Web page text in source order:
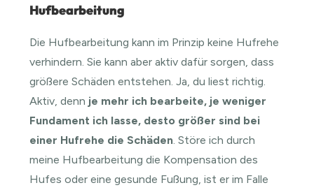
Hufbearbeitung
Die Hufbearbeitung kann im Prinzip keine Hufrehe
verhindern. Sie kann aber aktiv dafür sorgen, dass
größere Schäden entstehen. Ja, du liest richtig.
Aktiv, denn je mehr ich bearbeite, je weniger
Fundament ich lasse, desto größer sind bei
einer Hufrehe die Schäden . Störe ich durch
meine Hufbearbeitung die Kompensation des
Hufes oder eine gesunde Fußung, ist er im Falle